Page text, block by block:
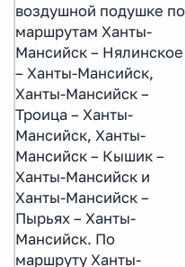
воздушной подушке по
маршрутам Ханты-
Мансийск – Нялинское
– Ханты-Мансийск,
Ханты-Мансийск –
Троица – Ханты-
Мансийск, Ханты-
Мансийск – Кышик –
Ханты-Мансийск и
Ханты-Мансийск –
Пырьях – Ханты-
Мансийск. По
маршруту Ханты-